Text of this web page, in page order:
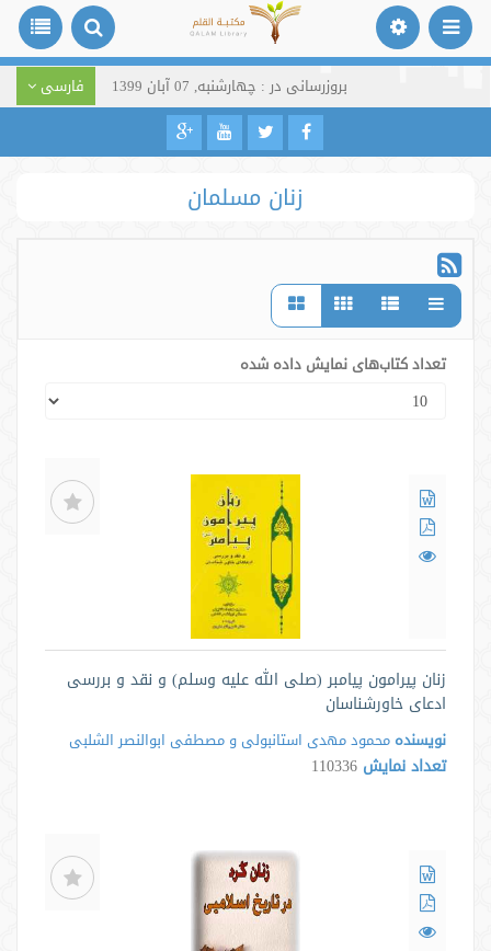
بروزرسانی در : چهارشنبه, 07 آبان 1399 فارسی
زنان مسلمان
تعداد کتاب‌های نمایش داده شده
زنان پیرامون پیامبر (صلی الله علیه وسلم) و نقد و بررسی
ادعای خاورشناسان
نویسنده محمود مهدی استانبولی و مصطفی ابوالنصر الشلبی
تعداد نمایش 110336